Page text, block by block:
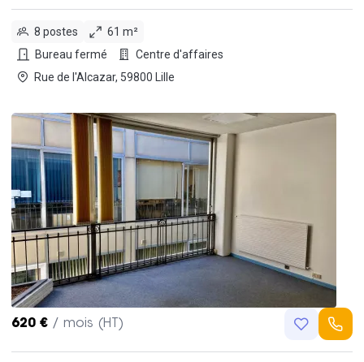
8 postes
61 m²
Bureau fermé
Centre d'affaires
Rue de l'Alcazar, 59800 Lille
620 € / mois (HT)